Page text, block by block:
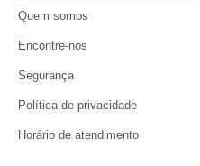
Quem somos
Encontre-nos
Segurança
Política de privacidade
Horário de atendimento